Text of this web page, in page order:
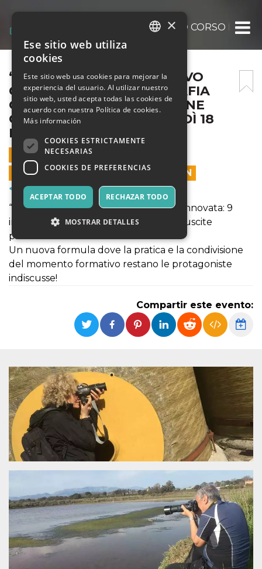
“SCATTA E IMPARA”: NUOVO CORSO
“SCATTA E IMPARA”: NUOVO
CORSO BASE DI FOTOGRAFIA
OUTDOOR! PRESENTAZIONE
GRATUITA ONLINE GIOVEDÌ 18
MARZO!
18 MARZO 2021 - 19:00
LAS VENTAS EN LÍNEA TERMINARON
Cursos y Entrenamiento
“Scatta e Impara” torna in una veste rinnovata: 9
incontri, di cui 5 lezioni online e ben 4 uscite
pratiche!
Un nuova formula dove la pratica e la condivisione
del momento formativo restano le protagoniste
indiscusse!
Compartir este evento:
SPANISH
×
Ese sitio web utiliza
cookies
Este sitio web usa cookies para mejorar la
experiencia del usuario. Al utilizar nuestro
sitio web, usted acepta todas las cookies de
acuerdo con nuestra Política de cookies.
Más información
COOKIES ESTRICTAMENTE
NECESARIAS
COOKIES DE PREFERENCIAS
ACEPTAR TODO RECHAZAR TODO
MOSTRAR DETALLES
Cookies estrictamente necesarias
Las cookies estrictamente necesarias permiten
la funcionalidad principal del sitio web, como
el inicio de sesión de usuario y la gestión de
cuentas. El sitio web no se puede utilizar
correctamente sin las cookies estrictamente
Nombre
Proveedor /
Dominio
Vencimiento Descripción
cf_clearance
Cloudflare,
1 año
Esta cookie es
utilizada por el
CloudFlare para
identificar el
tráfico web de
confianza y
anular cualquier
restricción de
basada en la
dirección IP del
visitante. Es
esencial para
apoyar las
funciones de
seguridad de un
sitio web y
proporcionar
protección
contra visitantes
maliciosos.